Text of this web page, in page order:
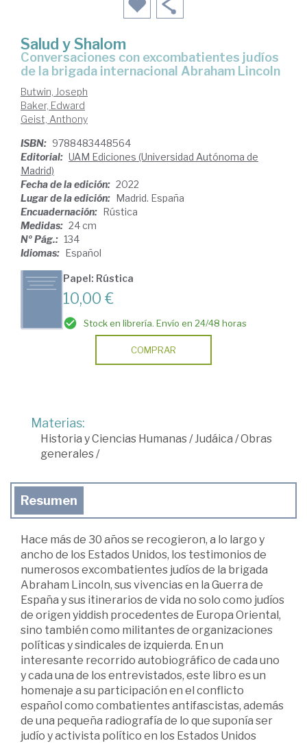
Salud y Shalom
conversaciones con excombatientes judíos
de la brigada internacional Abraham Lincoln
Butwin, Joseph
Baker, Edward
Geist, Anthony
ISBN: 9788483448564
Editorial: UAM Ediciones (Universidad Autónoma de
Madrid)
Fecha de la edición: 2022
Lugar de la edición: Madrid. España
Encuadernación: Rústica
Medidas: 24 cm
Nº Pág.: 134
Idiomas: Español
Papel: Rústica
10,00 €
Stock en librería. Envío en 24/48 horas
COMPRAR
Materias:
Historia y Ciencias Humanas /Judáica /Obras
generales /
Resumen
Hace más de 30 años se recogieron, a lo largo y
ancho de los Estados Unidos, los testimonios de
numerosos excombatientes judíos de la brigada
Abraham Lincoln, sus vivencias en la Guerra de
España y sus itinerarios de vida no solo como judíos
de origen yiddish procedentes de Europa Oriental,
sino también como militantes de organizaciones
políticas y sindicales de izquierda. En un
interesante recorrido autobiográfico de cada uno
y cada una de los entrevistados, este libro es un
homenaje a su participación en el conflicto
español como combatientes antifascistas, además
de una pequeña radiografía de lo que suponía ser
judío y activista político en los Estados Unidos